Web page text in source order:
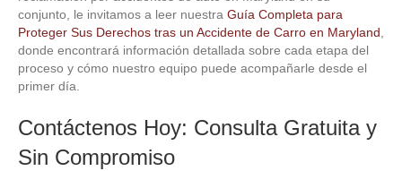
conjunto, le invitamos a leer nuestra Guía Completa para
Proteger Sus Derechos tras un Accidente de Carro en Maryland,
donde encontrará información detallada sobre cada etapa del
proceso y cómo nuestro equipo puede acompañarle desde el
primer día.
Contáctenos Hoy: Consulta Gratuita y
Sin Compromiso